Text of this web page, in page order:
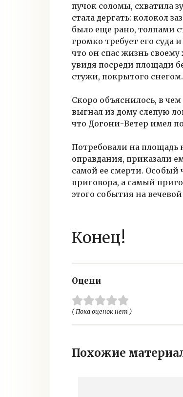
пучок соломы, схватила
стала дергать: колокол
было еще рано, толпами
громко требует его суда
что он спас жизнь
увидя посреди площади
стужи, покрытого снегом.
Скоро объяснилось, в
выгнал из дому слепую
что Догони-Ветер имел
Потребовали на площадь
оправдания, приказали
самой ее смерти. Особый
приговора, а самый
этого события на
Конец!
Оцени
( Пока оценок нет )
Похожие